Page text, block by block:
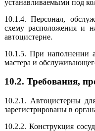
устанавливаемыми под
10.1.4. Персонал,
схему расположения и
автоцистерне.
10.1.5. При наполнении
мастера и
10.2. Требования,
10.2.1. Автоцистерны
зарегистрированы в
10.2.2. Конструкция